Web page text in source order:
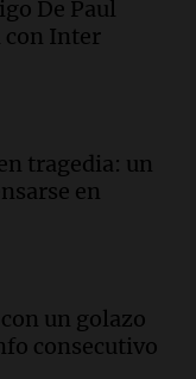
el revés
debilidad
para una
y el
Pourrain:
para
regresó"
De Paul
con Inter
tragedia: un
en
un golazo
consecutivo